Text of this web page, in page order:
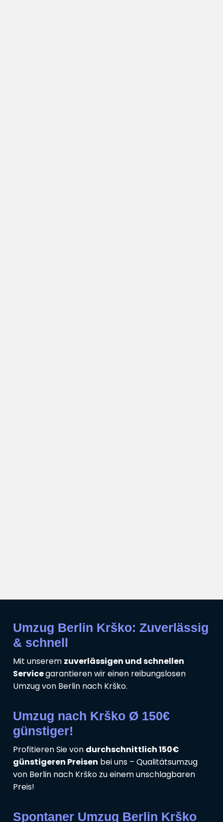
Umzug Berlin Krško: Zuverlässig
& schnell
Mit unserem zuverlässigen und schnellen
Servicegarantieren wir einen reibungslosen
Umzug von Berlin nach Krško.
Umzug nach Krško Ø 150€
günstiger!
Profitieren Sie von durchschnittlich 150€
günstigeren Preisen bei uns – Qualitätsumzug
von Berlin nach Krško zu einem unschlagbaren
Preis!
Spontaner Umzug Berlin Krško